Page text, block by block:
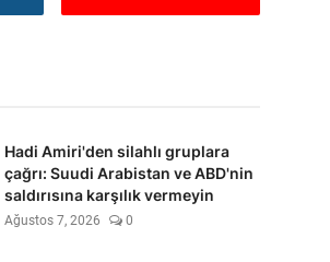
Hadi Amiri'den silahlı gruplara
çağrı: Suudi Arabistan ve ABD'nin
saldırısına karşılık vermeyin
Ağustos 7, 2026 0